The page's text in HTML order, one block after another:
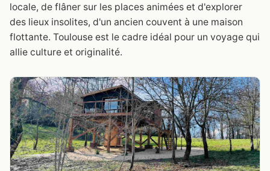
locale, de flâner sur les places animées et d'explorer
des lieux insolites, d'un ancien couvent à une maison
flottante. Toulouse est le cadre idéal pour un voyage qui
allie culture et originalité.